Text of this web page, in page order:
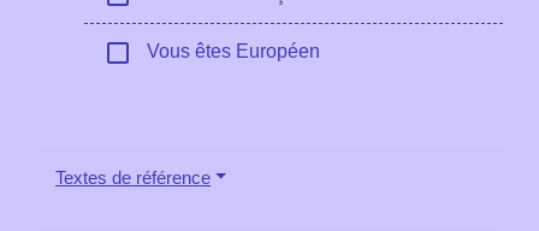
check_box_outline_blank Vous êtes Européen
Textes de référence